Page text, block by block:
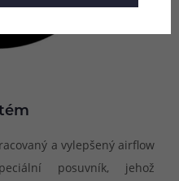
a vylepšený airflow
posuvník, jehož